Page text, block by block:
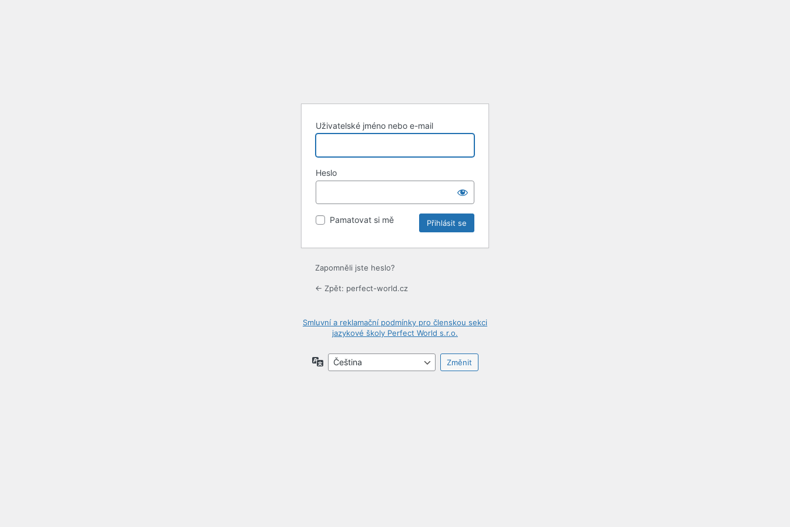
Uživatelské jméno nebo e-mail
Heslo
Pamatovat si mě
Zapomněli jste heslo?
← Zpět: perfect-world.cz
Smluvní a reklamační podmínky pro členskou sekci
jazykové školy Perfect World s.r.o.
Jazyky